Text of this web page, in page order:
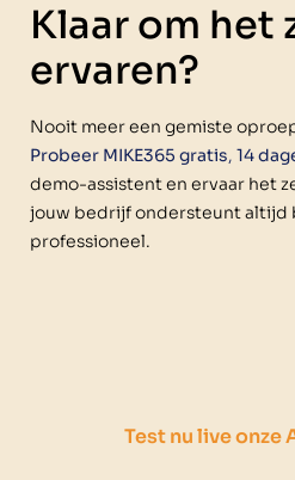
Klaar om het
ervaren?
Nooit meer een gemiste
Probeer MIKE365 gratis, 14
demo-assistent en ervaar het
jouw bedrijf ondersteunt altijd
professioneel.
Test nu live